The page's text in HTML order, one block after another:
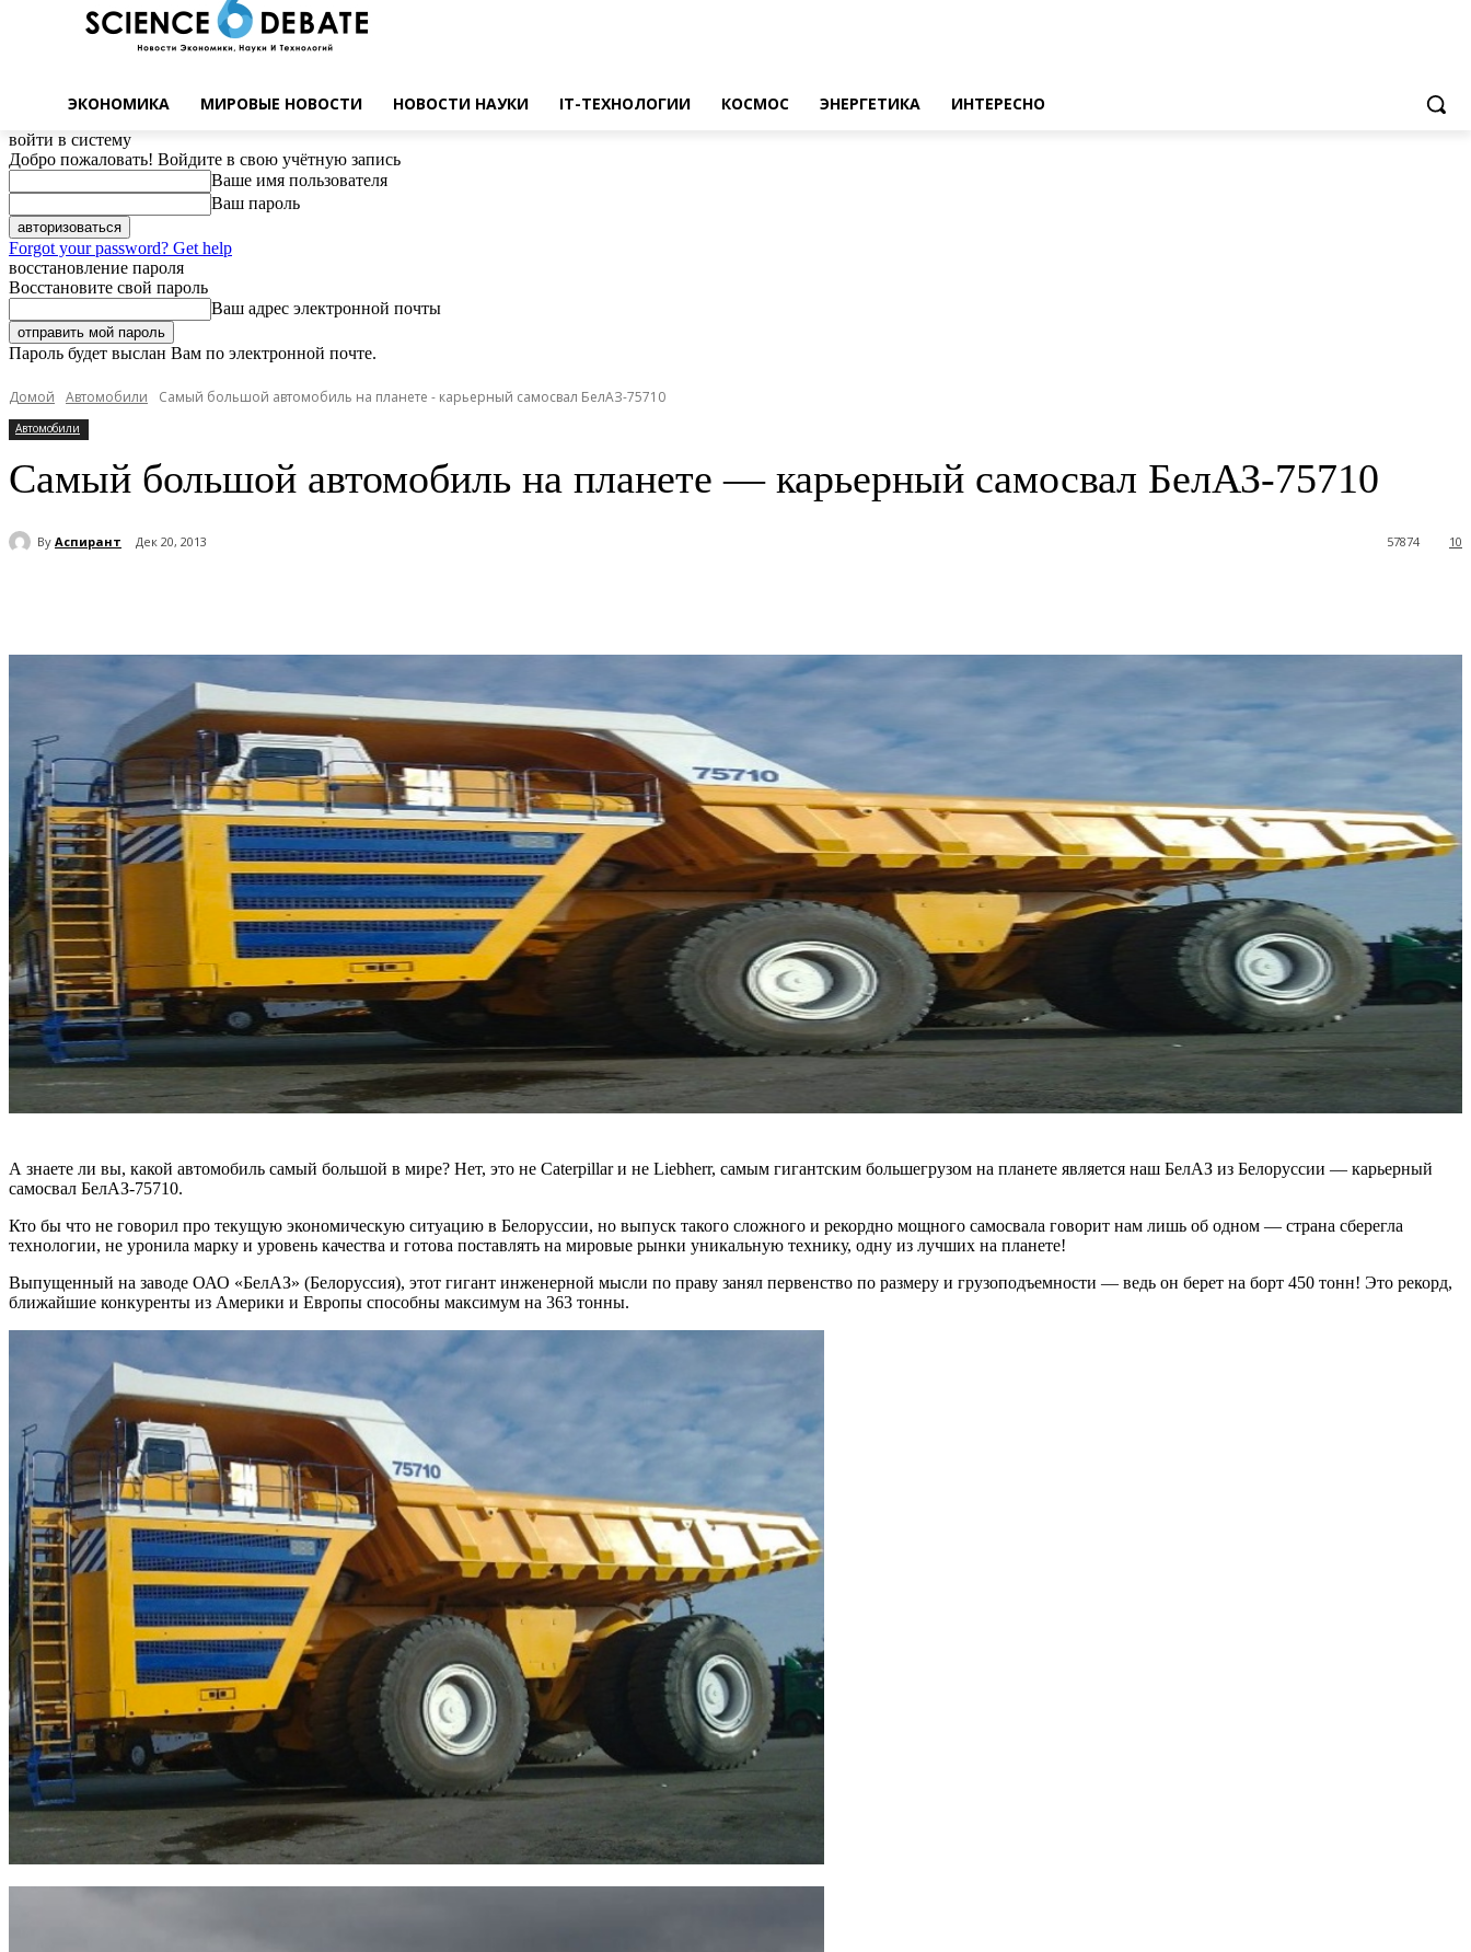
ЭКОНОМИКА МИРОВЫЕ НОВОСТИ НОВОСТИ НАУКИ IT-ТЕХНОЛОГИИ КОСМОС ЭНЕРГЕТИКА ИНТЕРЕСНО
войти в систему
Добро пожаловать! Войдите в свою учётную запись
Ваше имя пользователя
Ваш пароль
Forgot your password? Get help
восстановление пароля
Восстановите свой пароль
Ваш адрес электронной почты
Пароль будет выслан Вам по электронной почте.
Домой Автомобили Самый большой автомобиль на планете - карьерный самосвал БелАЗ-75710
Автомобили
Самый большой автомобиль на планете — карьерный самосвал БелАЗ-75710
By Аспирант Дек 20, 2013 10
57874
А знаете ли вы, какой автомобиль самый большой в мире? Нет, это не Caterpillar и не Liebherr, самым гигантским большегрузом на планете является наш БелАЗ из Белоруссии — карьерный
самосвал БелАЗ-75710.
Кто бы что не говорил про текущую экономическую ситуацию в Белоруссии, но выпуск такого сложного и рекордно мощного самосвала говорит нам лишь об одном — страна сберегла
технологии, не уронила марку и уровень качества и готова поставлять на мировые рынки уникальную технику, одну из лучших на планете!
Выпущенный на заводе ОАО «БелАЗ» (Белоруссия), этот гигант инженерной мысли по праву занял первенство по размеру и грузоподъемности — ведь он берет на борт 450 тонн! Это рекорд,
ближайшие конкуренты из Америки и Европы способны максимум на 363 тонны.